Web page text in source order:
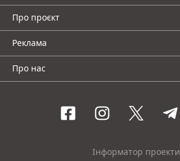
Про проєкт
Реклама
Про нас
Інформатор проекти